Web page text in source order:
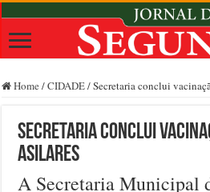
Home /CIDADE/Secretaria conclui
Secretaria conclui
asilares
A Secretaria Municipal